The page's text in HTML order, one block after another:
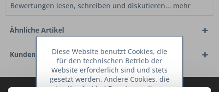
Bewertungen lesen, schreiben und diskutieren... mehr
Ähnliche Artikel
Kunden haben sich ebenfalls angesehen
Diese Website benutzt Cookies, die
für den technischen Betrieb der
Website erforderlich sind und stets
gesetzt werden. Andere Cookies, die
den Komfort bei Benutzung dieser